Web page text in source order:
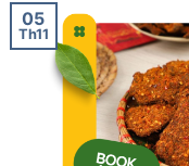
05
Th11